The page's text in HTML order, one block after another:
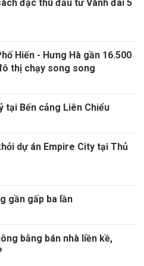
đặc thù đầu tư Vành đai 5
Hiến - Hưng Hà gần 16.500
thị chạy song song
tại Bến cảng Liên Chiểu
dự án Empire City tại Thủ
gần gấp ba lần
bằng bán nhà liền kề,